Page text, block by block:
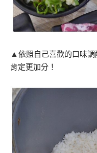
▲ 依照自己喜歡的口味
肯定更加分！